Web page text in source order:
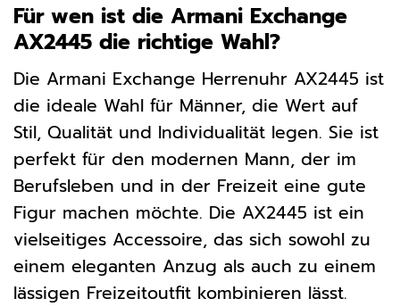
Für wen ist die Armani Exchange
AX2445 die richtige Wahl?
Die Armani Exchange Herrenuhr AX2445 ist
die ideale Wahl für Männer, die Wert auf
Stil, Qualität und Individualität legen. Sie ist
perfekt für den modernen Mann, der im
Berufsleben und in der Freizeit eine gute
Figur machen möchte. Die AX2445 ist ein
vielseitiges Accessoire, das sich sowohl zu
einem eleganten Anzug als auch zu einem
lässigen Freizeitoutfit kombinieren lässt.